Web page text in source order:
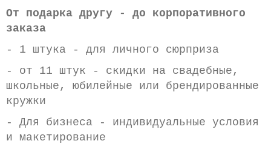
От подарка другу - до корпоративного
заказа
- 1 штука - для личного сюрприза
- от 11 штук - скидки на свадебные,
школьные, юбилейные или брендированные
кружки
- Для бизнеса - индивидуальные условия
и макетирование